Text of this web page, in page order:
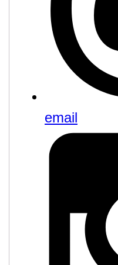
email